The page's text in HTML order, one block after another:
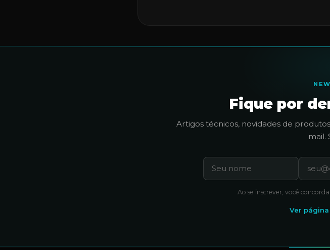
Fique por
Artigos técnicos, novidades de
mail.
Ao se inscrever, você
Ver